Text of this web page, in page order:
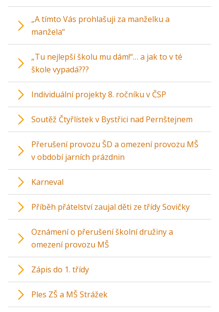
„A tímto Vás prohlašuji za manželku a
manžela“
„Tu nejlepší školu mu dám!“… a jak to v té
škole vypadá???
Individuální projekty 8. ročníku v ČSP
Soutěž Čtyřlístek v Bystřici nad Pernštejnem
Přerušení provozu ŠD a omezení provozu MŠ
v období jarních prázdnin
Karneval
Příběh přátelství zaujal děti ze třídy Sovičky
Oznámení o přerušení školní družiny a
omezení provozu MŠ
Zápis do 1. třídy
Ples ZŠ a MŠ Strážek